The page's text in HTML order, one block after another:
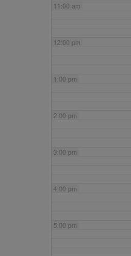
11:00 am
12:00 pm
1:00 pm
2:00 pm
3:00 pm
4:00 pm
5:00 pm